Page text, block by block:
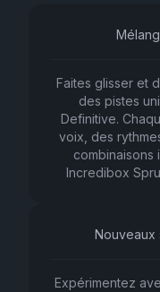
Faites glisser et
des pistes
Definitive.
voix, des
Incredibox
Nouveaux
Expérimentez